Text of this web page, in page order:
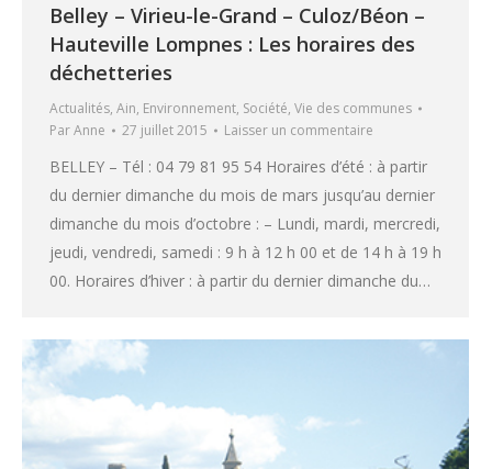
Belley – Virieu-le-Grand – Culoz/Béon –
Hauteville Lompnes : Les horaires des
déchetteries
Actualités, Ain, Environnement, Société, Vie des communes
ParAnne 27 juillet 2015 Laisser un commentaire
BELLEY – Tél : 04 79 81 95 54 Horaires d’été : à partir
du dernier dimanche du mois de mars jusqu’au dernier
dimanche du mois d’octobre : – Lundi, mardi, mercredi,
jeudi, vendredi, samedi : 9 h à 12 h 00 et de 14 h à 19 h
00. Horaires d’hiver : à partir du dernier dimanche du…